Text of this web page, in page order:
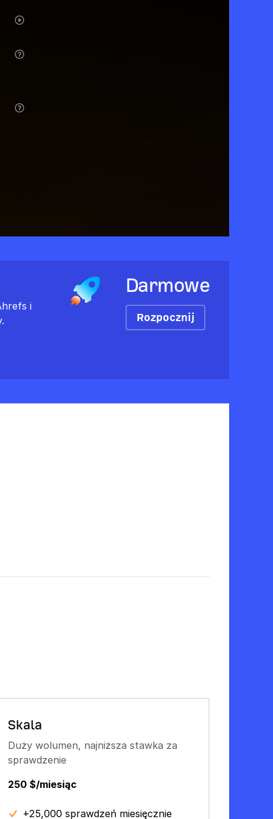
i
Darmowe
Rozpocznij
Skala
Duży wolumen, najniższa stawka za
sprawdzenie
250 $/miesiąc
+25,000 sprawdzeń miesięcznie